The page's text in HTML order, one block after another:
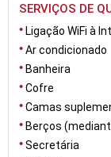
SERVIÇOS DE
Ligação WiFi à
Ar condicionado
Banheira
Cofre
Camas
Berços
Secretária